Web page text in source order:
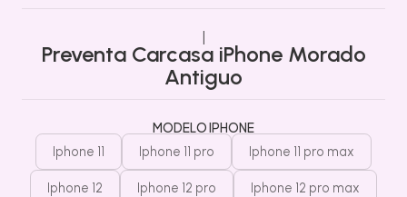
Preventa Carcasa iPhone Morado
Antiguo
MODELO IPHONE
Iphone 11 Iphone 11 pro Iphone 11 pro max
Iphone 12 Iphone 12 pro Iphone 12 pro max